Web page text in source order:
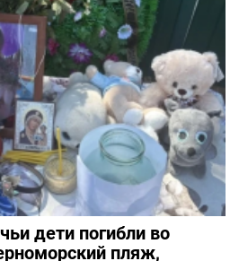
дети погибли во
пляж,